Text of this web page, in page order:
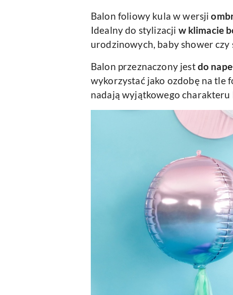
Balon foliowy kula w wersji
Idealny do stylizacji w klimacie
urodzinowych, baby shower czy
Balon przeznaczony jestdo
wykorzystać jako ozdobę na tle
nadają wyjątkowego charakteru